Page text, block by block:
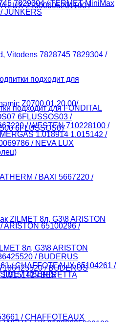
7829304 / TERMET MiniMax
JUNKERS
подходит для FONDITAL
6FLUSSOS03 /
/ WESTEN 710228100 /
1.018914 1.015142 /
/ NEVA LUX
8л, G3\8 ARISTON
/ BUDERUS
/ CHAFFOTEAUX 65104261 /
/ TIBERIS